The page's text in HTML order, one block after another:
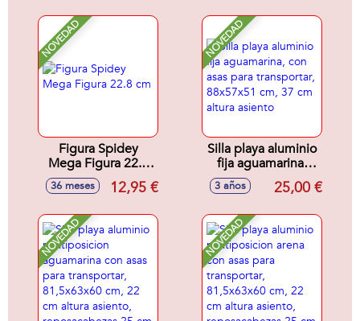
NOVEDAD
Figura Spidey
Mega Figura 22.8
cm
36 meses 12,95 €
NOVEDAD
Silla playa aluminio
fija aguamarina,
con asas para
transportar,
cm altura asiento
3 años 25,00 €
NOVEDAD NOVEDAD